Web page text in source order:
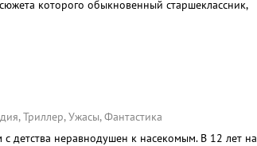
которого обыкновенный старшеклассник,
Триллер, Ужасы, Фантастика
детства неравнодушен к насекомым. В 12 лет на